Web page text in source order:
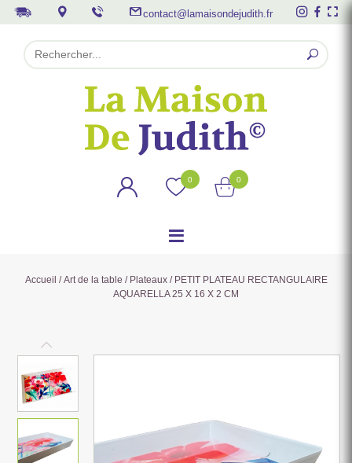
contact@lamaisondejudith.fr
0 0
Accueil /Art de la table / Plateaux/ PETIT PLATEAU RECTANGULAIRE
AQUARELLA 25 X 16 X 2 CM